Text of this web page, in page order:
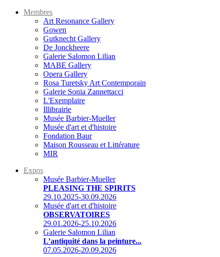
Membres
Art Resonance Gallery
Gowen
Gutknecht Gallery
De Jonckheere
Galerie Salomon Lilian
MABE Gallery
Opera Gallery
Rosa Turetsky Art Contemporain
Galerie Sonia Zannettacci
L'Exemplaire
Illibrairie
Musée Barbier-Mueller
Musée d'art et d'histoire
Fondation Baur
Maison Rousseau et Littérature
MIR
Expos
Musée Barbier-Mueller
PLEASING THE SPIRITS
29.10.2025-30.09.2026
Musée d'art et d'histoire
OBSERVATOIRES
29.01.2026-25.10.2026
Galerie Salomon Lilian
L’antiquité dans la peinture...
07.05.2026-20.09.2026